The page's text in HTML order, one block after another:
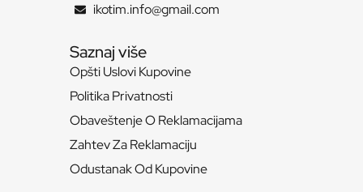
ikotim.info@gmail.com
Saznaj više
Opšti Uslovi Kupovine
Politika Privatnosti
Obaveštenje O Reklamacijama
Zahtev Za Reklamaciju
Odustanak Od Kupovine